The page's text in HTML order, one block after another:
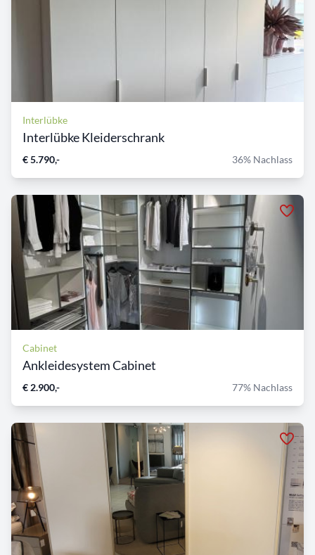
Interlübke
Interlübke Kleiderschrank
€ 5.790,- 36% Nachlass
Cabinet
Ankleidesystem Cabinet
€ 2.900,- 77% Nachlass